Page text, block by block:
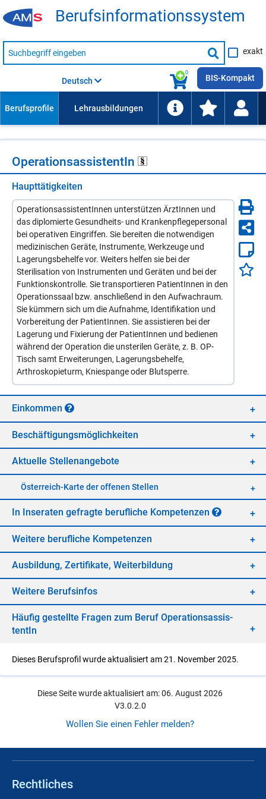
Be­rufs­in­for­ma­ti­ons­sys­tem
Suche
nach
Suche
starten
exakt
0
Deutsch BIS-Kompakt
Ope­ra­ti­ons­as­sis­ten­tIn
Haupttätigkeiten
OperationsassistentInnen unterstützen ÄrztInnen und
das diplomierte Gesundheits- und Krankenpflegepersonal
bei operativen Eingriffen. Sie bereiten die notwendigen
medizinischen Geräte, Instrumente, Werkzeuge und
Lagerungsbehelfe vor. Weiters helfen sie bei der
Sterilisation von Instrumenten und Geräten und bei der
Funktionskontrolle. Sie transportieren PatientInnen in den
Operationssaal bzw. anschließend in den Aufwachraum.
Sie kümmern sich um die Aufnahme, Identifikation und
Vorbereitung der PatientInnen. Sie assistieren bei der
Lagerung und Fixierung der PatientInnen und bedienen
während der Operation die unsterilen Geräte, z. B. OP-
Tisch samt Erweiterungen, Lagerungsbehelfe,
Arthroskopieturm, Kniespange oder Blutsperre.
Ein­kom­men
Be­schäf­ti­gungs­mög­lich­kei­ten
Ak­tu­el­le Stel­len­an­ge­bo­te
Öster­reich-Kar­te der of­fe­nen Stel­len
In In­se­ra­ten ge­frag­te be­ruf­li­che Kom­pe­ten­zen
Wei­te­re be­ruf­li­che Kom­pe­ten­zen
Aus­bil­dung, Zer­ti­fi­ka­te, Wei­ter­bil­dung
Wei­te­re Be­rufs­in­fos
Häu­fig ge­stell­te Fra­gen zum Be­ruf Ope­ra­ti­ons­as­sis­
ten­tIn
Dieses Berufsprofil wurde aktualisiert am 21. November 2025.
Diese Seite wurde aktualisiert am: 06. August 2026
V3.0.2.0
Wollen Sie einen Fehler melden?
Rechtliches